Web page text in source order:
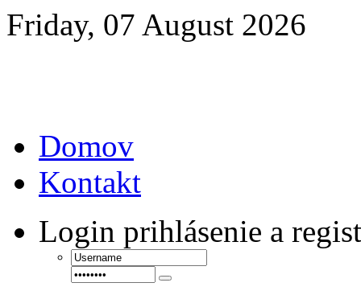
Friday, 07 August 2026
Domov
Kontakt
Login prihlásenie a